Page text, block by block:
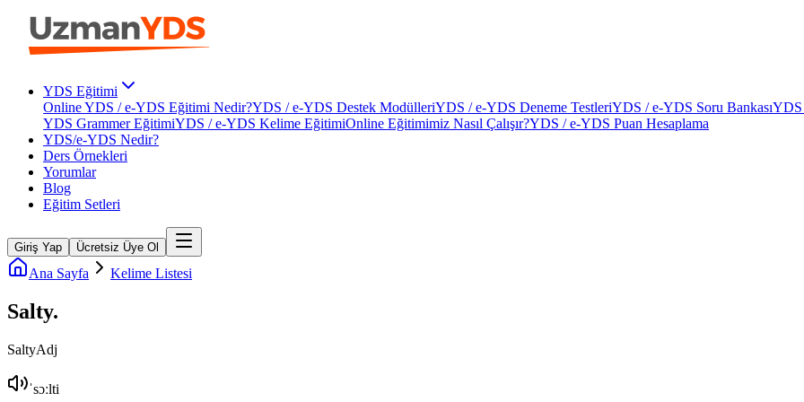
YDS Eğitimi
Online YDS / e-YDS Eğitimi Nedir?YDS / e-YDS Destek ModülleriYDS / e-YDS Deneme TestleriYDS / e-YDS Soru BankasıYDS
YDS Grammer EğitimiYDS / e-YDS Kelime EğitimiOnline Eğitimimiz Nasıl Çalışır?YDS / e-YDS Puan Hesaplama
YDS/e-YDS Nedir?
Ders Örnekleri
Yorumlar
Blog
Eğitim Setleri
Giriş Yap Ücretsiz Üye Ol
Ana Sayfa Kelime Listesi
Salty.
SaltyAdj
ˈsɔːlti